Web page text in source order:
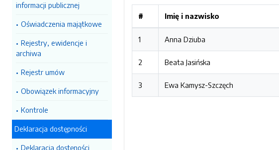
informacji publicznej
Oświadczenia majątkowe
Rejestry, ewidencje i
archiwa
Rejestr umów
Obowiązek informacyjny
Kontrole
Deklaracja dostępności
Deklaracja dostęności
# Imię i nazwisko
1 Anna Dziuba
2 Beata Jasińska
3 Ewa Kamysz-Szczęch